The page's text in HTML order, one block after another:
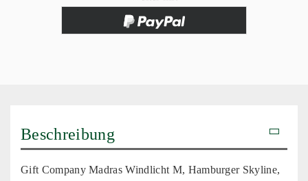
Beschreibung
Gift Company Madras Windlicht M, Hamburger Skyline,